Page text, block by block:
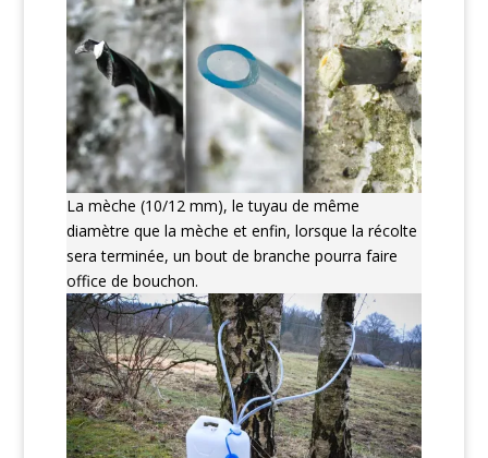
La mèche (10/12 mm), le tuyau de même
diamètre que la mèche et enfin, lorsque la récolte
sera terminée, un bout de branche pourra faire
office de bouchon.